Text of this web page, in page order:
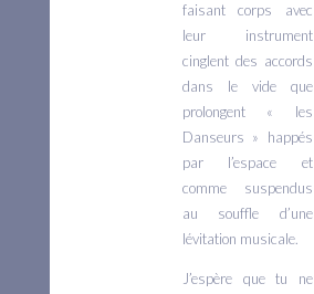
faisant corps avec
leur instrument
cinglent des accords
dans le vide que
prolongent « les
Danseurs » happés
par l’espace et
comme suspendus
au souffle d’une
lévitation musicale.
J’espère que tu ne